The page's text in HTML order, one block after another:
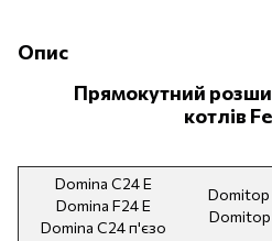
Опис
Прямокутний
котлів
Domina C24 Е
Domina F24 Е
Domina C24 п'єзо
Domitop
Domitop